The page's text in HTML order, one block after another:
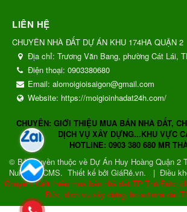
LIÊN HỆ
CHUYÊN NHÀ ĐẤT DỰ ÁN KHU 174HA QUẬN 2
Địa chỉ: Trương Văn Bang, phường Cát Lái,
Điện thoại: 0903380680
Email: alomoigioisaigon@gmail.com
Website: https://moigioinhadat24h.com/
CHUYÊN: GIỚI THIỆU MUA BÁN NHÀ ĐẤT,
DỊCH VỤ XÂY DỰNG...KHU VỰC
HOTLINE: 0903 380 680 MR
© Bản quyền thuộc về Dự Án Huy Hoàng Quận 2
NukeViet CMS. Thiết kế bởi GiáRẻ.vn. | Điều
Chuyên: Giới thiệu mua bán nhà đất TP Thủ Đức,
Đức, dịch vụ xây dựng, hồ sơ nhà đất